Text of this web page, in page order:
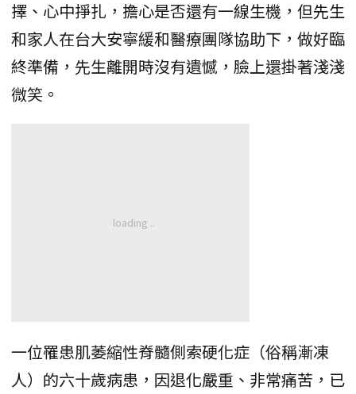
擇、心中掙扎，擔心是否還有一線生機，但先生
和家人在台大安寧緩和醫療團隊協助下，做好臨
終準備，先生離開時沒有遺憾，臉上還掛著淺淺
微笑。
一位罹患肌萎縮性脊髓側索硬化症（俗稱漸凍
人）的六十歲病患，因退化嚴重、非常痛苦，已